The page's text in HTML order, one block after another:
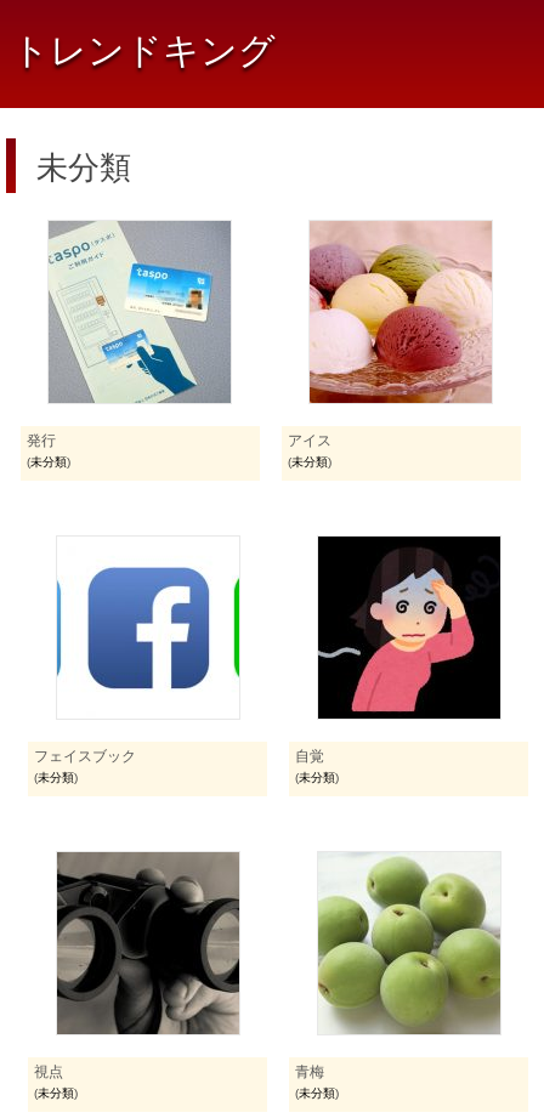
トレンドキング
未分類
発行
(未分類)
アイス
(未分類)
フェイスブック
(未分類)
自覚
(未分類)
視点
(未分類)
青梅
(未分類)